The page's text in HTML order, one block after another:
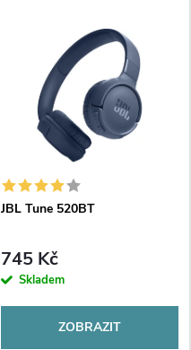
JBL Tune 520BT
745 Kč
Skladem
ZOBRAZIT